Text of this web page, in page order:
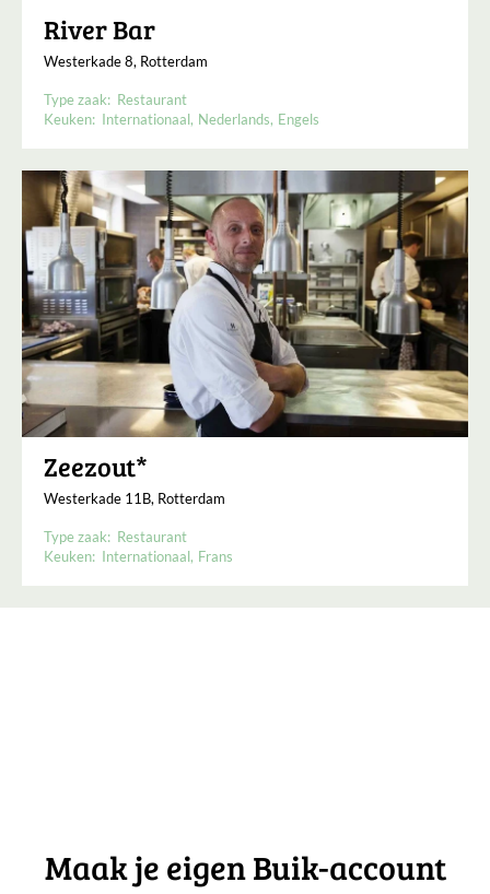
River Bar
Westerkade 8, Rotterdam
Type zaak: Restaurant
Keuken: Internationaal Nederlands Engels
Zeezout*
Westerkade 11B, Rotterdam
Type zaak: Restaurant
Keuken: Internationaal Frans
Maak je eigen Buik-account